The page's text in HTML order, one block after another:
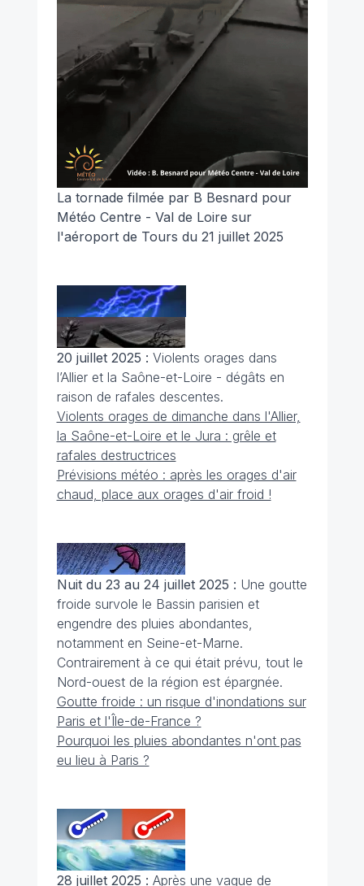
La tornade filmée par B Besnard pour
Météo Centre - Val de Loire sur
l'aéroport de Tours du 21 juillet 2025
20 juillet 2025 : Violents orages dans
l’Allier et la Saône-et-Loire - dégâts en
raison de rafales descentes.
Violents orages de dimanche dans l'Allier,
la Saône-et-Loire et le Jura : grêle et
rafales destructrices
Prévisions météo : après les orages d'air
chaud, place aux orages d'air froid !
Nuit du 23 au 24 juillet 2025 : Une goutte
froide survole le Bassin parisien et
engendre des pluies abondantes,
notamment en Seine-et-Marne.
Contrairement à ce qui était prévu, tout le
Nord-ouest de la région est épargnée.
Goutte froide : un risque d'inondations sur
Paris et l'Île-de-France ?
Pourquoi les pluies abondantes n'ont pas
eu lieu à Paris ?
28 juillet 2025 : Après une vague de